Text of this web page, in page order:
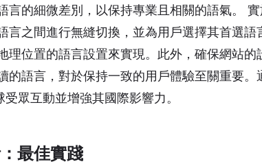
言的細微差別，以保持專業且相關的語氣。
言之間進行無縫切換，並為用戶選擇其首選
理位置的語言設置來實現。此外，確保網站
的語言，對於保持一致的用戶體驗至關重要。
眾互動並增強其國際影響力。
最佳實踐